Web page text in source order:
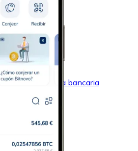
con transferencia bancaria